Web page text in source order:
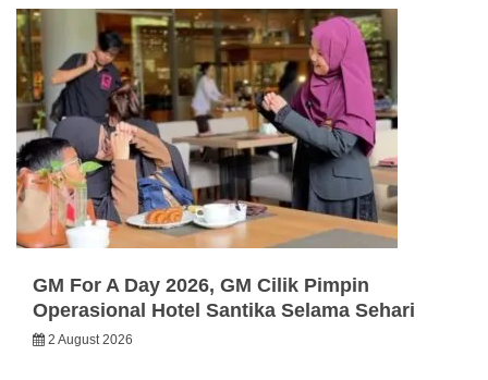
GM For A Day 2026, GM Cilik Pimpin
Operasional Hotel Santika Selama Sehari
2 August 2026